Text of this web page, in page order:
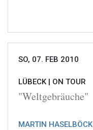
SO, 07. FEB 2010
LÜBECK | ON TOUR
"Weltgebräuche"
MARTIN HASELBÖCK